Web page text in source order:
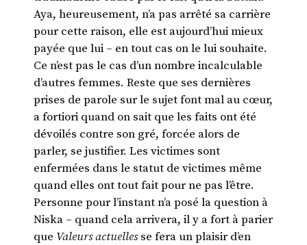
Aya, heureusement, n’a pas arrêté sa carrière
pour cette raison, elle est aujourd’hui mieux
payée que lui – en tout cas on le lui souhaite.
Ce n’est pas le cas d’un nombre incalculable
d’autres femmes. Reste que ses dernières
prises de parole sur le sujet font mal au cœur,
a fortiori quand on sait que les faits ont été
dévoilés contre son gré, forcée alors de
parler, se justifier. Les victimes sont
enfermées dans le statut de victimes même
quand elles ont tout fait pour ne pas l’être.
Personne pour l’instant n’a posé la question à
Niska – quand cela arrivera, il y a fort à parier
que Valeurs actuellesse fera un plaisir d’en